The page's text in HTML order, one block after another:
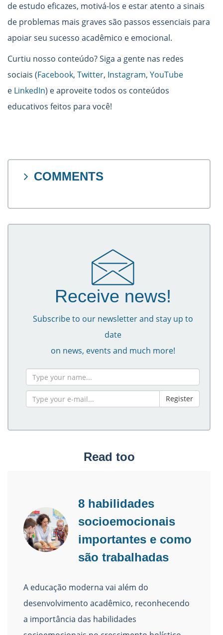
de estudo eficazes, motivá-los e estar atento a sinais
de problemas mais graves são passos essenciais para
apoiar seu sucesso acadêmico e emocional.
Curtiu nosso conteúdo? Siga a gente nas redes
sociais (Facebook, Twitter, Instagram, YouTube
e LinkedIn) e aproveite todos os conteúdos
educativos feitos para você!
COMMENTS
Receive news!
Subscribe to our newsletter and stay up to
date
on news, events and much more!
Register
Read too
8 habilidades
socioemocionais
importantes e como
são trabalhadas
A educação moderna vai além do
desenvolvimento acadêmico, reconhecendo
a importância das habilidades